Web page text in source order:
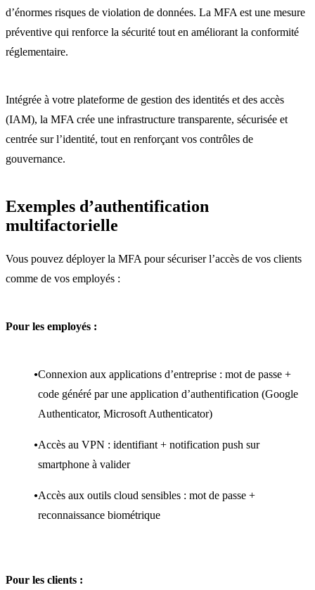
d’énormes risques de violation de données. La MFA est une mesure
préventive qui renforce la sécurité tout en améliorant la conformité
réglementaire.
Intégrée à votre plateforme de gestion des identités et des accès
(IAM), la MFA crée une infrastructure transparente, sécurisée et
centrée sur l’identité, tout en renforçant vos contrôles de
gouvernance.
Exemples d’authentification
multifactorielle
Vous pouvez déployer la MFA pour sécuriser l’accès de vos clients
comme de vos employés :
Pour les employés :
Connexion aux applications d’entreprise : mot de passe +
code généré par une application d’authentification (Google
Authenticator, Microsoft Authenticator)
Accès au VPN : identifiant + notification push sur
smartphone à valider
Accès aux outils cloud sensibles : mot de passe +
reconnaissance biométrique
Pour les clients :